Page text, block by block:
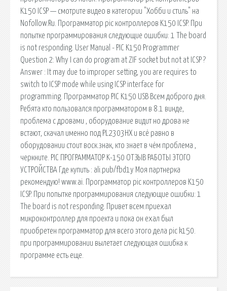
K150 ICSP — смотрите видео в категории "Хобби и стиль" на
Nofollow.Ru. Программатор pic контроллеров K150 ICSP. При
попытке программирования следующие ошибки: 1 The board
is not responding. User Manual - PIC K150 Programmer
Question 2: Why I can do program at ZIF socket but not at ICSP ?
Answer : It may due to improper setting, you are requires to
switch to ICSP mode while using ICSP interface for
programming. Программатор PIC K150 USB Всем доброго дня.
Ребята кто пользовался программатором в 8.1 винде,
проблема с дровами , оборудование видит но дрова не
встают, cкачал именно под PL2303HX и всё равно в
оборудовании стоит воск.знак, кто знает в чём проблема ,
черкните. PIC ПРОГРАММАТОР K-150 ОТЗЫВ РАБОТЫ ЭТОГО
УСТРОЙСТВА Где купить : ali.pub/fbd1y Моя партнерка
рекомендую! www.ai. Программатор pic контроллеров K150
ICSP. При попытке программирования следующие ошибки: 1
The board is not responding. Привет всем.приехал
микроконтроллер для проекта и пока он ехал был
приобретен программатор для всего этого дела pic k150.
при программировании вылетает следующая ошибка к
программе есть еще.